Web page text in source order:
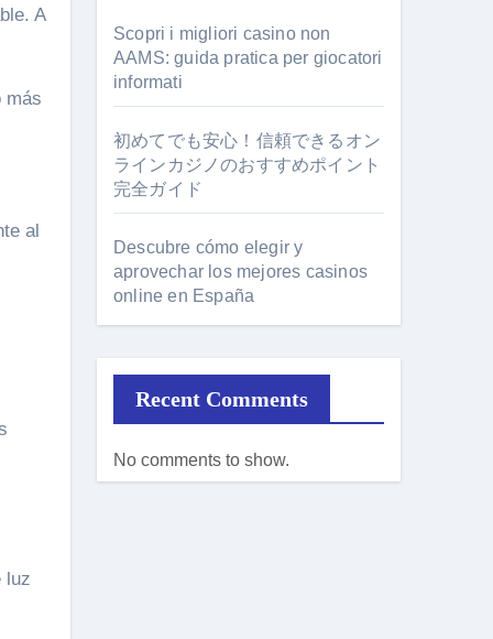
A
más
al
luz
Scopri i migliori casino non
AAMS: guida pratica per giocatori
informati
初めてでも安心！信頼できるオン
ラインカジノのおすすめポイント
完全ガイド
Descubre cómo elegir y
aprovechar los mejores casinos
online en España
Recent Comments
No comments to show.